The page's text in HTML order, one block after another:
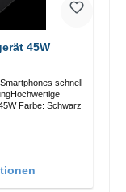
45W
schnell
Farbe: Schwarz